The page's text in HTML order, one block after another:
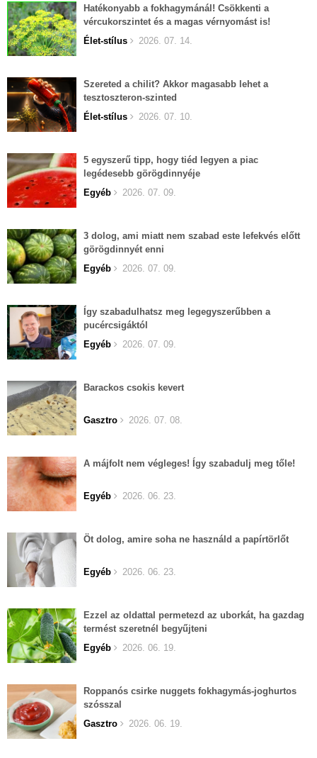
Hatékonyabb a fokhagymánál! Csökkenti a
vércukorszintet és a magas vérnyomást is!
Élet-stílus
2026. 07. 14.
Szereted a chilit? Akkor magasabb lehet a
tesztoszteron-szinted
Élet-stílus
2026. 07. 10.
5 egyszerű tipp, hogy tiéd legyen a piac
legédesebb görögdinnyéje
Egyéb
2026. 07. 09.
3 dolog, ami miatt nem szabad este lefekvés előtt
görögdinnyét enni
Egyéb
2026. 07. 09.
Így szabadulhatsz meg legegyszerűbben a
pucércsigáktól
Egyéb
2026. 07. 09.
Barackos csokis kevert
Gasztro 2026. 07. 08.
A májfolt nem végleges! Így szabadulj meg tőle!
Egyéb 2026. 06. 23.
Öt dolog, amire soha ne használd a papírtörlőt
Egyéb 2026. 06. 23.
Ezzel az oldattal permetezd az uborkát, ha gazdag
termést szeretnél begyűjteni
Egyéb
2026. 06. 19.
Roppanós csirke nuggets fokhagymás-joghurtos
szósszal
Gasztro
2026. 06. 19.